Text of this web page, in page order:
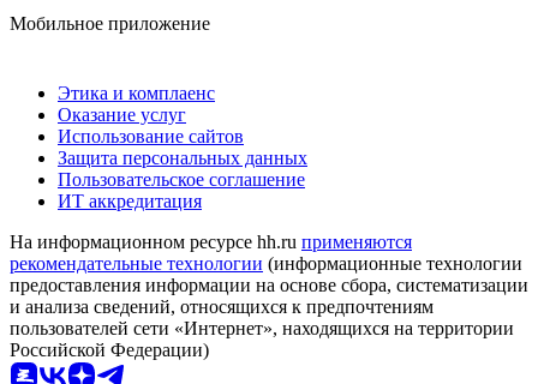
Мобильное приложение
Этика и комплаенс
Оказание услуг
Использование сайтов
Защита персональных данных
Пользовательское соглашение
ИТ аккредитация
На информационном ресурсе hh.ru применяются
рекомендательные технологии (информационные технологии
предоставления информации на основе сбора, систематизации
и анализа сведений, относящихся к предпочтениям
пользователей сети «Интернет», находящихся на территории
Российской Федерации)